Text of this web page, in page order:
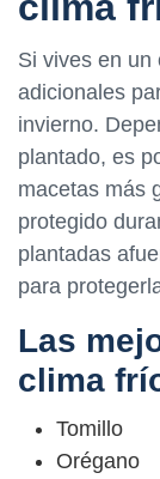
Si vives en un
adicionales
invierno.
plantado, es
macetas más
protegido
plantadas
para
Las
clima
Tomillo
Orégano